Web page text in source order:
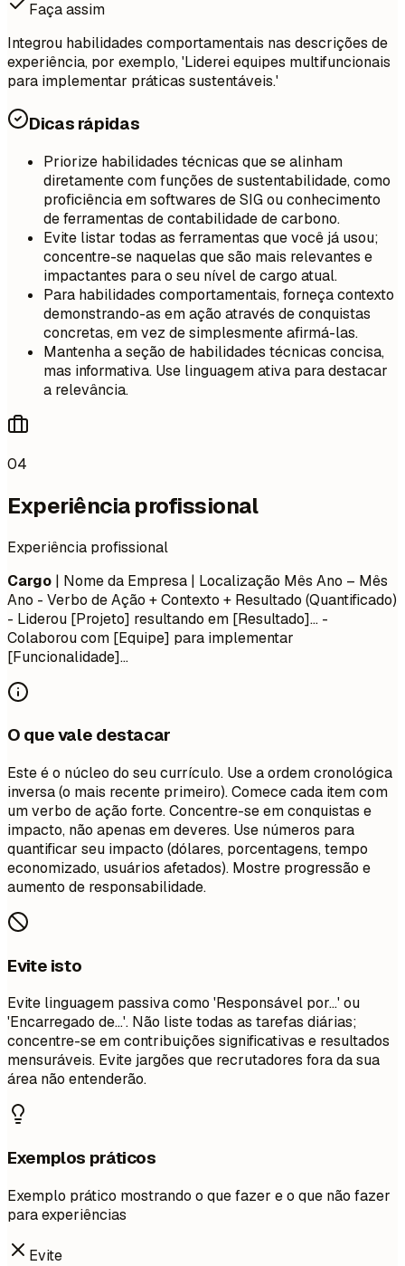
Faça assim
Integrou habilidades comportamentais nas descrições de
experiência, por exemplo, 'Liderei equipes multifuncionais
para implementar práticas sustentáveis.'
Dicas rápidas
Priorize habilidades técnicas que se alinham
diretamente com funções de sustentabilidade, como
proficiência em softwares de SIG ou conhecimento
de ferramentas de contabilidade de carbono.
Evite listar todas as ferramentas que você já usou;
concentre-se naquelas que são mais relevantes e
impactantes para o seu nível de cargo atual.
Para habilidades comportamentais, forneça contexto
demonstrando-as em ação através de conquistas
concretas, em vez de simplesmente afirmá-las.
Mantenha a seção de habilidades técnicas concisa,
mas informativa. Use linguagem ativa para destacar
a relevância.
04
Experiência profissional
Experiência profissional
Cargo | Nome da Empresa | Localização Mês Ano – Mês
Ano - Verbo de Ação + Contexto + Resultado (Quantificado)
- Liderou [Projeto] resultando em [Resultado]... -
Colaborou com [Equipe] para implementar
[Funcionalidade]...
O que vale destacar
Este é o núcleo do seu currículo. Use a ordem cronológica
inversa (o mais recente primeiro). Comece cada item com
um verbo de ação forte. Concentre-se em conquistas e
impacto, não apenas em deveres. Use números para
quantificar seu impacto (dólares, porcentagens, tempo
economizado, usuários afetados). Mostre progressão e
aumento de responsabilidade.
Evite isto
Evite linguagem passiva como 'Responsável por...' ou
'Encarregado de...'. Não liste todas as tarefas diárias;
concentre-se em contribuições significativas e resultados
mensuráveis. Evite jargões que recrutadores fora da sua
área não entenderão.
Exemplos práticos
Exemplo prático mostrando o que fazer e o que não fazer
para experiências
Evite